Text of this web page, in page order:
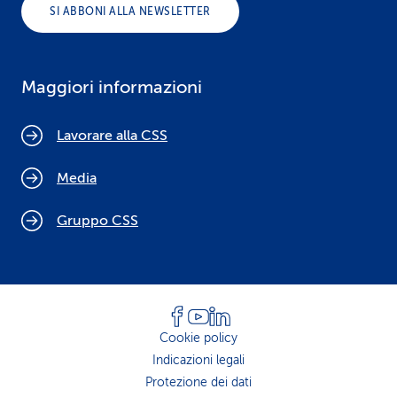
SI ABBONI ALLA NEWSLETTER
Maggiori informazioni
Lavorare alla CSS
Media
Gruppo CSS
Cookie policy
Indicazioni legali
Protezione dei dati